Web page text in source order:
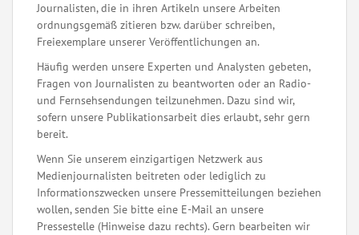
Journalisten, die in ihren Artikeln unsere Arbeiten
ordnungsgemäß zitieren bzw. darüber schreiben,
Freiexemplare unserer Veröffentlichungen an.
Häufig werden unsere Experten und Analysten gebeten,
Fragen von Journalisten zu beantworten oder an Radio-
und Fernsehsendungen teilzunehmen. Dazu sind wir,
sofern unsere Publikationsarbeit dies erlaubt, sehr gern
bereit.
Wenn Sie unserem einzigartigen Netzwerk aus
Medienjournalisten beitreten oder lediglich zu
Informationszwecken unsere Pressemitteilungen beziehen
wollen, senden Sie bitte eine E-Mail an unsere
Pressestelle (Hinweise dazu rechts). Gern bearbeiten wir